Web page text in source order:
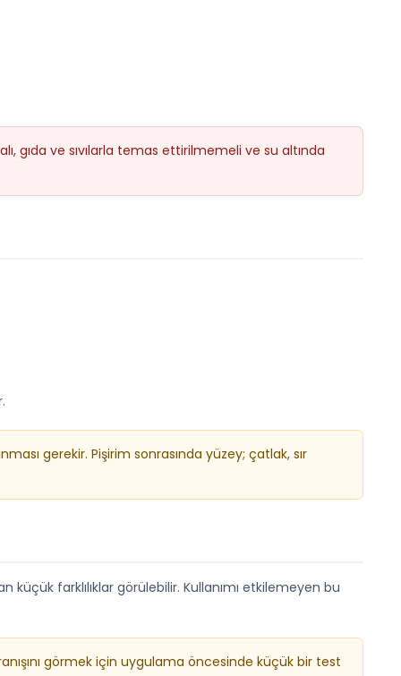
gıda ve sıvılarla temas ettirilmemeli ve su altında
gerekir. Pişirim sonrasında yüzey; çatlak, sır
farklılıklar görülebilir. Kullanımı etkilemeyen bu
görmek için uygulama öncesinde küçük bir test